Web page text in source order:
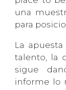
una
para
La
talento, la
sigue
informe lo